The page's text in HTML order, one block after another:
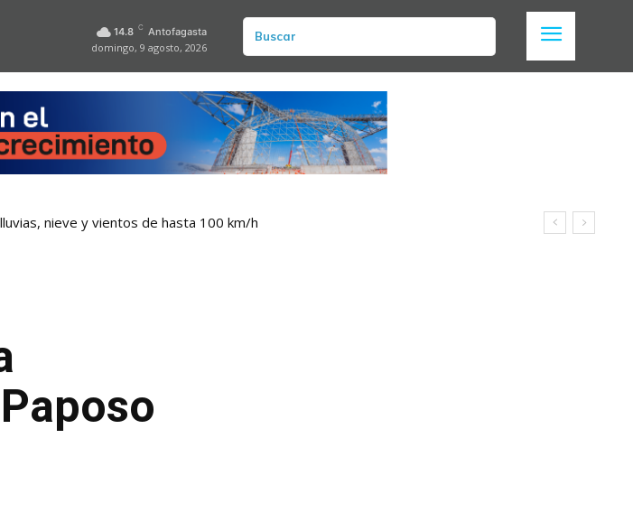
14.8 C Antofagasta
domingo, 9 agosto, 2026
Buscar
nieve y vientos de hasta 100 km/h